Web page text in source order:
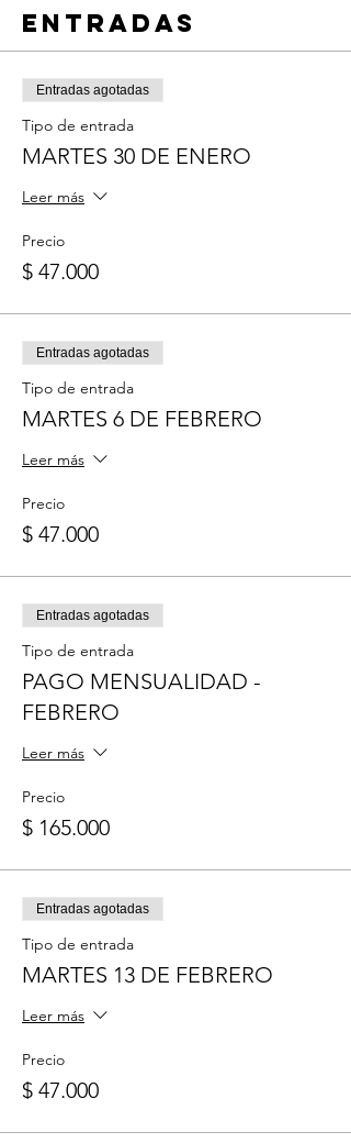
Entradas
Entradas agotadas
Tipo de entrada
MARTES 30 DE ENERO
Leer más
Precio
$ 47.000
Entradas agotadas
Tipo de entrada
MARTES 6 DE FEBRERO
Leer más
Precio
$ 47.000
Entradas agotadas
Tipo de entrada
PAGO MENSUALIDAD -
FEBRERO
Leer más
Precio
$ 165.000
Entradas agotadas
Tipo de entrada
MARTES 13 DE FEBRERO
Leer más
Precio
$ 47.000